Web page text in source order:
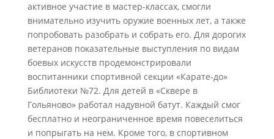
активное участие в мастер-классах, смогли
внимательно изучить оружие военных лет, а также
попробовать разобрать и собрать его. Для дорогих
ветеранов показательные выступления по видам
боевых искусств продемонстрировали
воспитанники спортивной секции «Карате-до»
Библиотеки №72. Для детей в «Сквере в
Гольяново» работал надувной батут. Каждый смог
бесплатно и неограниченное время повеселиться
и попрыгать на нем. Кроме того, в спортивном